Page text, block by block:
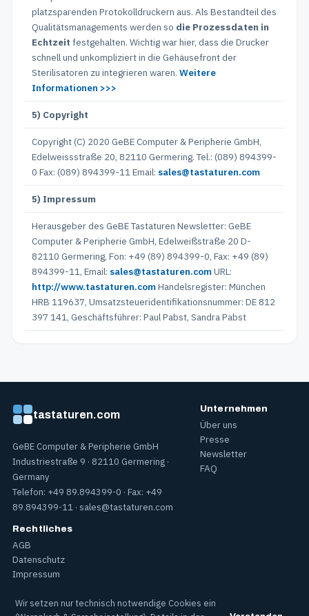
platzsparenden Protokolldruckern aus. Als Bestandteil des
Qualitätsmanagements werden so die Prozessdaten in
Echtzeit festgehalten. Wichtig war hier, dass die Drucker
schnell und unkompliziert in die Gehäusefront der
Sterilisatoren zu integrieren waren. Weitere
Informationen >>>
5) Copyright
Copyright (C) 2020 GeBE Computer & Peripherie GmbH,
Edelweissstraße 20, 82110 Germering. Tel.: (089) 894399-
0 Fax: (089) 894399-11 Email: sales@tastaturen.com
5) Impressum
Herausgeber des GeBE Tastaturen Newsletter: GeBE
Computer & Peripherie GmbH, Edelweißstraße 20 D-
82110 Germering, Fon: +49 (89) 894399-0, Fax: +49 (89)
894399-11, Email: sales@tastaturen.comURL:
http://www.tastaturen.comHandelsregister: München
HRB 119637, Umsatzsteueridentifikationsnummer: DE 812
397 141, Geschäftsführer: Paul Pabst, Sandra Pabst
tastaturen.com
GeBE Computer & Peripherie GmbH
Industriestraße 9 · 82110 Germering ·
Germany
Telefon: +49 89.894399-0 · Fax: +49
89.894399-11 · sales@tastaturen.com
Unternehmen
Über uns
Presse
Newsletter
FAQ
Rechtliches
AGB
Datenschutz
Impressum
Geschäftsführer: Sandra Pabst, Paul Pabst · Sitz: Germering · Registergericht
Wir setzen nur technisch notwendige Cookies ein